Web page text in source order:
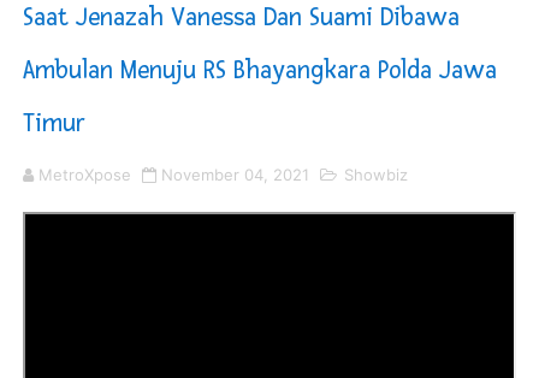
Air Sungai Bekasi Menghitam Berbusa dan Bau
Polres Metro Bekasi Buru Pemasok Sabu, Diduga
Kepala SD Negeri Tanah Goyang Salurkan Dana PIP
Saat Jenazah Vanessa Dan Suami Dibawa
Ambulan Menuju RS Bhayangkara Polda Jawa
Timur
MetroXpose November 04, 2021 Showbiz